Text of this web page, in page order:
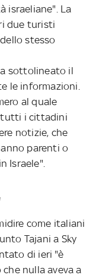
israeliane". La
due turisti
stesso
sottolineato il
le informazioni.
al quale
tutti i cittadini
notizie, che
parenti o
Israele".
come italiani
Tajani a Sky
di ieri "è
nulla aveva a